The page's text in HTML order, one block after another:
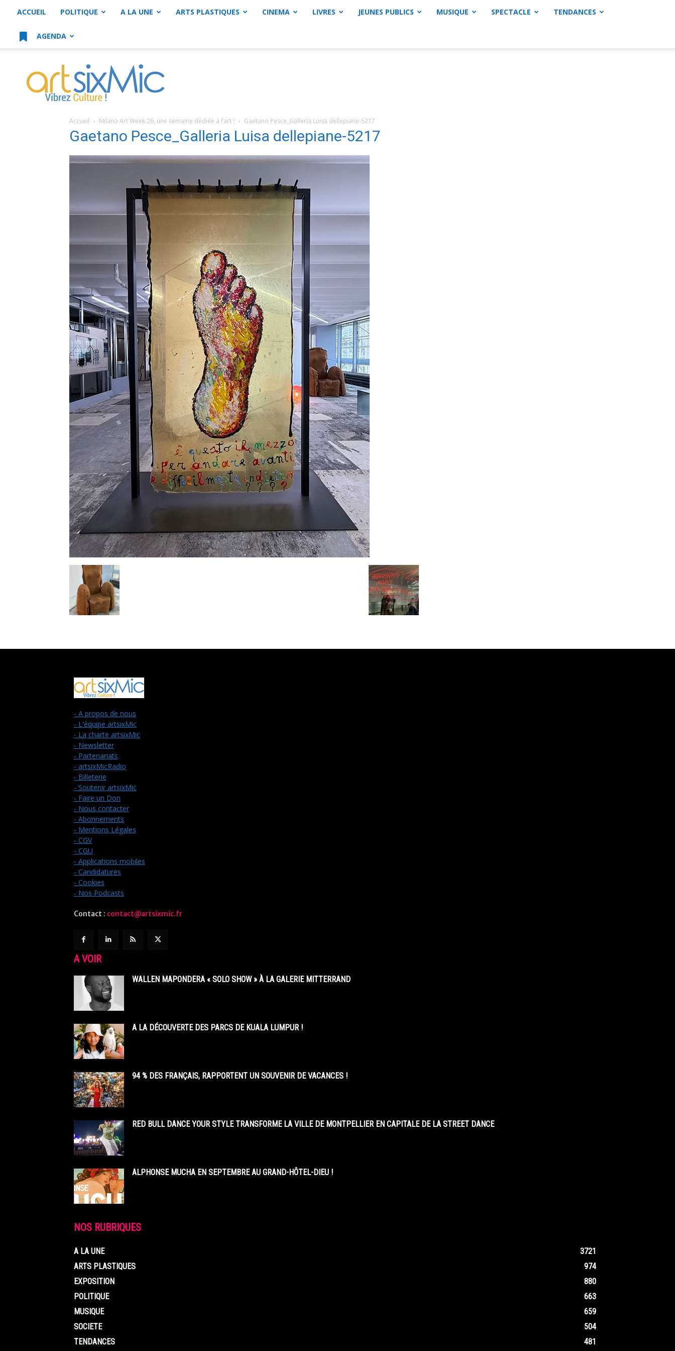
ACCUEIL POLITIQUE A LA UNE ARTS PLASTIQUES CINEMA LIVRES JEUNES PUBLICS MUSIQUE SPECTACLE TENDANCES
AGENDA
artsixMic
Accueil Milano Art Week 26, une semaine dédiée à l’art ! Gaetano Pesce_Galleria Luisa dellepiane-5217
Gaetano Pesce_Galleria Luisa dellepiane-5217
- A propos de nous
- L'équipe artsixMic
- La charte artsixMic
- Newsletter
- Partenariats
- artsixMicRadio
- Billeterie
- Soutenir artsixMic
- Faire un Don
- Nous contacter
- Abonnements
- Mentions Légales
- CGV
- CGU
- Applications mobiles
- Candidatures
- Cookies
- Nos Podcasts
Contact : contact@artsixmic.fr
A VOIR
WALLEN MAPONDERA « SOLO SHOW » À LA GALERIE MITTERRAND
A LA DÉCOUVERTE DES PARCS DE KUALA LUMPUR !
94 % DES FRANÇAIS, RAPPORTENT UN SOUVENIR DE VACANCES !
RED BULL DANCE YOUR STYLE TRANSFORME LA VILLE DE MONTPELLIER EN CAPITALE DE LA STREET DANCE
ALPHONSE MUCHA EN SEPTEMBRE AU GRAND-HÔTEL-DIEU !
NOS RUBRIQUES
A LA UNE
3721
ARTS PLASTIQUES
974
EXPOSITION
880
POLITIQUE
663
MUSIQUE
659
SOCIETE
504
TENDANCES
481